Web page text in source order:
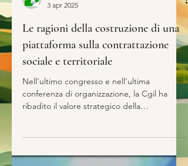
Nuove Ri-generazioni UMBRIA
3 apr 2025
Le ragioni della costruzione di una
piattaforma sulla contrattazione
sociale e territoriale
Nell’ultimo congresso e nell’ultima
ribadito il valore strategico della